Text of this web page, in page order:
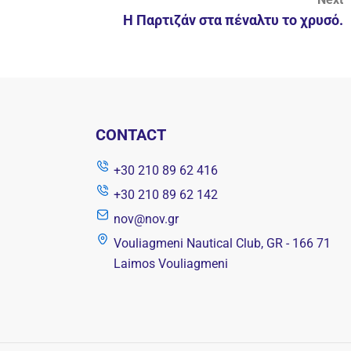
Η Παρτιζάν στα πέναλτυ το χρυσό.
CONTACT
+30 210 89 62 416
+30 210 89 62 142
nov@nov.gr
Vouliagmeni Nautical Club, GR - 166 71
Laimos Vouliagmeni